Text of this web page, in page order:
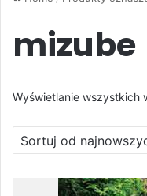
mizube
Wyświetlanie wszystkich